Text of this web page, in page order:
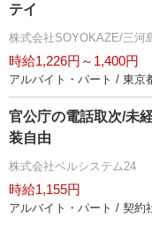
テイ
株式会社SOYOKAZE/三河
時給1,226円～1,400円
アルバイト・パート / 東京
官公庁の電話取次/未
装自由
株式会社ベルシステム24
時給1,155円
アルバイト・パート / 契約